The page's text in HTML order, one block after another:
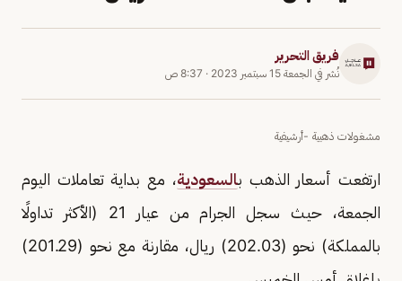
فريق التحرير
نُشر في الجمعة 15 سبتمبر 2023 · 8:37 ص
مشغولات ذهبية -أرشيفية
ارتفعت أسعار الذهب بالسعودية، مع بداية تعاملات اليوم
الجمعة، حيث سجل الجرام من عيار 21 (الأكثر تداولًا
بالمملكة) نحو (202.03) ريال، مقارنة مع نحو (201.29)